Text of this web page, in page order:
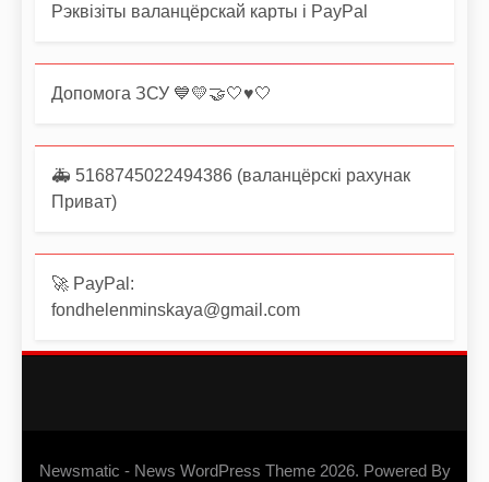
Рэквізіты валанцёрскай карты і PayPal
Допомога ЗСУ 💙💛🤝🤍♥️🤍
🚑 5168745022494386 (валанцёрскі рахунак
Приват)
🚀 PayPal:
fondhelenminskaya@gmail.com
Newsmatic - News WordPress Theme 2026. Powered By